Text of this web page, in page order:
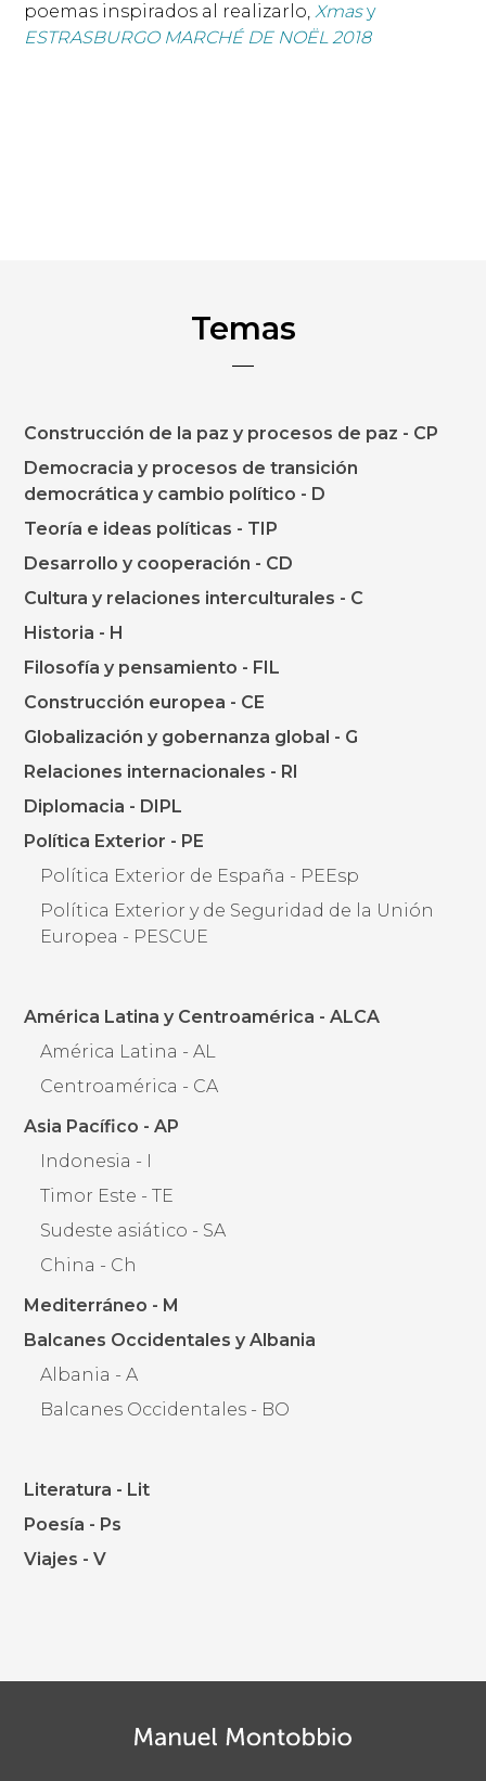
poemas inspirados al realizarlo,Xmasy
ESTRASBURGO MARCHÉ DE NOËL 2018
Temas
Construcción de la paz y procesos de paz - CP
Democracia y procesos de transición
democrática y cambio político - D
Teoría e ideas políticas - TIP
Desarrollo y cooperación - CD
Cultura y relaciones interculturales - C
Historia - H
Filosofía y pensamiento - FIL
Construcción europea - CE
Globalización y gobernanza global - G
Relaciones internacionales - RI
Diplomacia - DIPL
Política Exterior - PE
Política Exterior de España - PEEsp
Política Exterior y de Seguridad de la Unión
Europea - PESCUE
América Latina y Centroamérica - ALCA
América Latina - AL
Centroamérica - CA
Asia Pacífico - AP
Indonesia - I
Timor Este - TE
Sudeste asiático - SA
China - Ch
Mediterráneo - M
Balcanes Occidentales y Albania
Albania - A
Balcanes Occidentales - BO
Literatura - Lit
Poesía - Ps
Viajes - V